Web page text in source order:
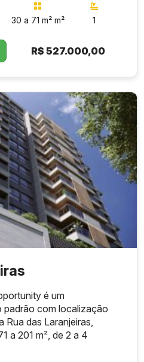
30 a 71 m² m² 1
R$ 527.000,00
é um
padrão com localização
Rua das Laranjeiras,
a 201 m², de 2 a 4